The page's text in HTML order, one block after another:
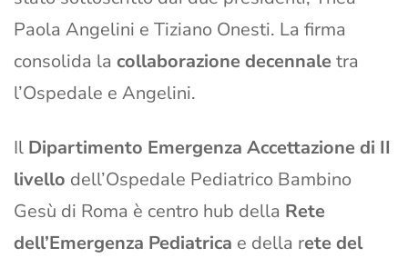
Paola Angelini e Tiziano Onesti. La firma
consolida la collaborazione decennale tra
l’Ospedale e Angelini.
Il Dipartimento Emergenza Accettazione di II
livello dell’Ospedale Pediatrico Bambino
Gesù di Roma è centro hub della Rete
dell’Emergenza Pediatrica e della rete del